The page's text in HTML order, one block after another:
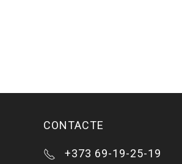
CONTACTE
+373 69-19-25-19